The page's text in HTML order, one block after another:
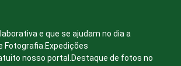
e que se ajudam no dia a
Fotografia.Expedições
nosso portal.Destaque de fotos no